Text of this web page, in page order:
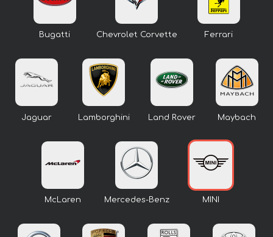
Bugatti Chevrolet Corvette Ferrari
Jaguar Lamborghini Land Rover Maybach
McLaren Mercedes-Benz MINI